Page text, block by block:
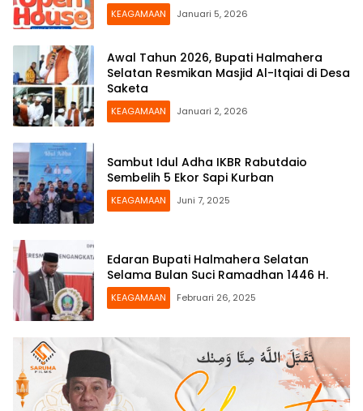
KEAGAMAAN Januari 5, 2026
Awal Tahun 2026, Bupati Halmahera
Selatan Resmikan Masjid Al-Itqiai di Desa
Saketa
KEAGAMAAN Januari 2, 2026
Sambut Idul Adha IKBR Rabutdaio
Sembelih 5 Ekor Sapi Kurban
KEAGAMAAN Juni 7, 2025
Edaran Bupati Halmahera Selatan
Selama Bulan Suci Ramadhan 1446 H.
KEAGAMAAN Februari 26, 2025